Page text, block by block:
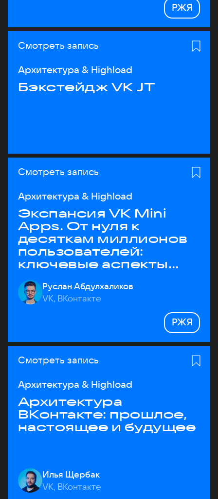
РЖЯ
Смотреть запись
Архитектура & Highload
Бэкстейдж VK JT
Смотреть запись
Архитектура & Highload
Экспансия VK Mini
Apps. От нуля к
десяткам миллионов
пользователей:
ключевые аспекты
архитектуры
Руслан Абдулхаликов
VK, ВКонтакте
РЖЯ
Смотреть запись
Архитектура & Highload
Архитектура
ВКонтакте: прошлое,
настоящее и будущее
Илья Щербак
VK, ВКонтакте